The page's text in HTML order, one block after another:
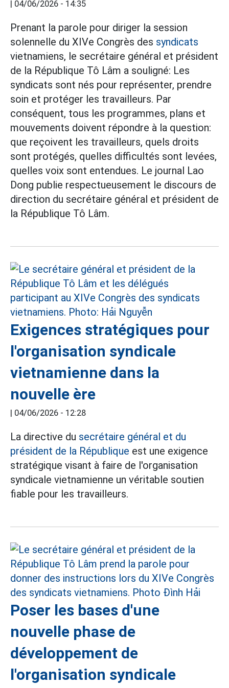
| 04/06/2026 - 14:35
Prenant la parole pour diriger la session
solennelle du XIVe Congrès des syndicats
vietnamiens, le secrétaire général et président
de la République Tô Lâm a souligné: Les
syndicats sont nés pour représenter, prendre
soin et protéger les travailleurs. Par
conséquent, tous les programmes, plans et
mouvements doivent répondre à la question:
que reçoivent les travailleurs, quels droits
sont protégés, quelles difficultés sont levées,
quelles voix sont entendues. Le journal Lao
Dong publie respectueusement le discours de
direction du secrétaire général et président de
la République Tô Lâm.
Exigences stratégiques pour
l'organisation syndicale
vietnamienne dans la
nouvelle ère
| 04/06/2026 - 12:28
La directive du secrétaire général et du
président de la République est une exigence
stratégique visant à faire de l'organisation
syndicale vietnamienne un véritable soutien
fiable pour les travailleurs.
Poser les bases d'une
nouvelle phase de
développement de
l'organisation syndicale